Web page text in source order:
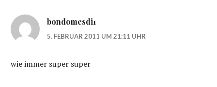
bondomesdi1
5. FEBRUAR 2011 UM 21:11 UHR
wie immer super super